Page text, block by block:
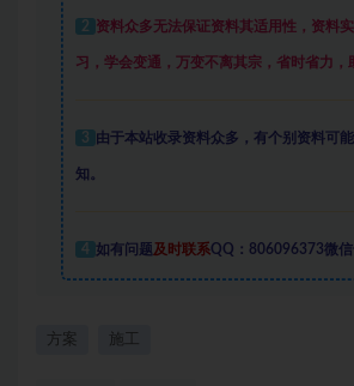
2 资料众多无法保证资料其适用性，资料实
习，学会变通，万变不离其宗，省时省力，
3 由于本站收录资料众多，有个别资料可
知。
4 如有问题及时联系QQ：806096373微
方案 施工